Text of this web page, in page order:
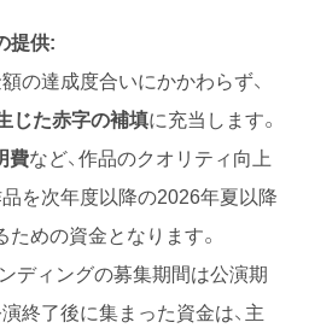
提供:
の達成度合いにかかわらず、
じた赤字の補填に充当します。
費など、作品のクオリティ向上
を次年度以降の2026年夏以降
めの資金となります。
ディングの募集期間は公演期
終了後に集まった資金は、主